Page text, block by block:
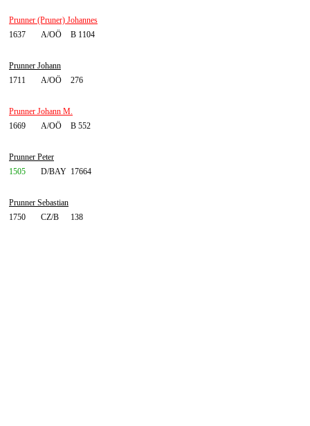
Prunner (Pruner) Johannes
1637
A/OÖ B 1104
Prunner Johann
1711
A/OÖ 276
Prunner Johann M.
1669
A/OÖ B 552
Prunner Peter
1505
D/BAY 17664
Prunner Sebastian
1750
CZ/B 138